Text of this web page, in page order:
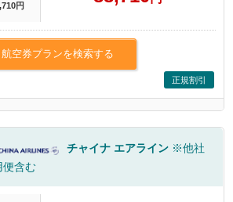
円
航空券プランを検索する
正規割引
チャイナ エアライン ※他社
便含む